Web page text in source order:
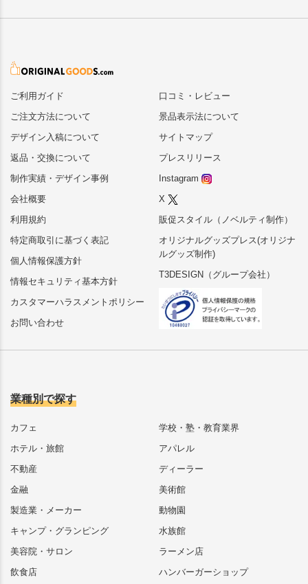
ご利用ガイド
ご注文方法について
デザイン入稿について
返品・交換について
制作実績・デザイン事例
会社概要
利用規約
特定商取引に基づく表記
個人情報保護方針
情報セキュリティ基本方針
カスタマーハラスメントポリシー
お問い合わせ
口コミ・レビュー
景品表示法について
サイトマップ
プレスリリース
Instagram
X
販促スタイル（ノベルティ制作）
オリジナルグッズプレス(オリジナ
ルグッズ制作)
T3DESIGN（グループ会社）
業種別で探す
カフェ
ホテル・旅館
不動産
金融
製造業・メーカー
キャンプ・グランピング
美容院・サロン
飲食店
学校・塾・教育業界
アパレル
ディーラー
美術館
動物園
水族館
ラーメン店
ハンバーガーショップ